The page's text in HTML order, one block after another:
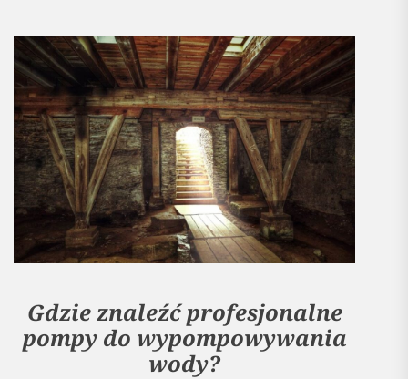
Gdzie znaleźć profesjonalne
pompy do wypompowywania
wody?